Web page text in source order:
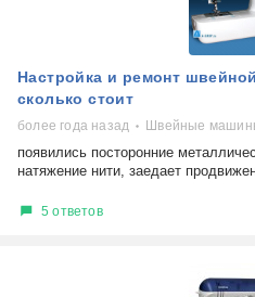
Настройка и ремонт
сколько стоит
более года назад Швейные
появились посторонние
натяжение нити, заедает
5 ответов